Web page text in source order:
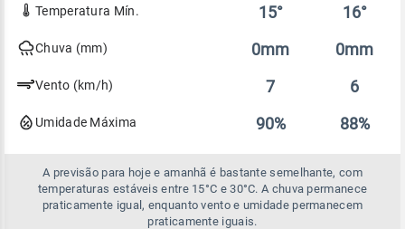
previsão
hoje
Temperatura Mín. 15° 16°
Chuva (mm) 0mm 0mm
Vento (km/h) 7 6
Umidade Máxima 90% 88%
A previsão para hoje e amanhã é bastante semelhante, com
temperaturas estáveis entre 15°C e 30°C. A chuva permanece
praticamente igual, enquanto vento e umidade permanecem
praticamente iguais.